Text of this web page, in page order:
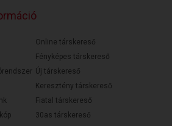
Online társkereső
Fényképes társkereső
Új társkereső
Keresztény társkereső
Fiatal társkereső
30as társkereső